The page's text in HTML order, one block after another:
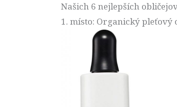
Našich 6 nejlepších
1. místo: Organický pleťový